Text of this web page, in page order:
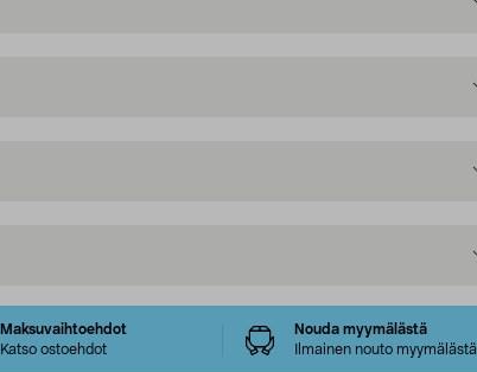
Maksuvaihtoehdot
Katso ostoehdot
Nouda myymälästä
Ilmainen nouto myymälästä